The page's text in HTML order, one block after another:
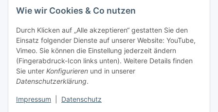
Wie wir Cookies & Co nutzen
Durch Klicken auf „Alle akzeptieren“ gestatten Sie den
Einsatz folgender Dienste auf unserer Website: YouTube,
Vimeo. Sie können die Einstellung jederzeit ändern
(Fingerabdruck-Icon links unten). Weitere Details finden
Sie unter Konfigurieren und in unserer
Datenschutzerklärung.
Impressum Datenschutz
Fax+49 6333 99090 33
info@vitacellmedical.com
Erreichbarkeit
Mo – Fr 08:00 Uhr – 17:00 Uhr
Außerhalb dieser Zeit unter
info@vitacellmedical.com
Sie möchten, dass wir Sie besuchen?
Ihre Terminvorschläge >>>